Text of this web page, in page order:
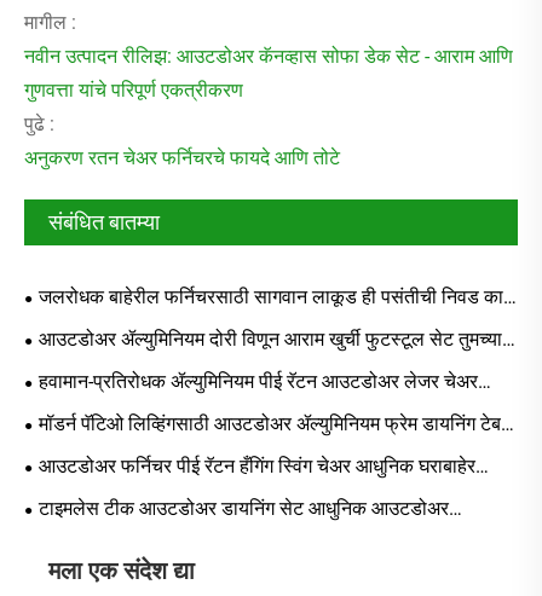
मागील :
नवीन उत्पादन रीलिझ: आउटडोअर कॅनव्हास सोफा डेक सेट - आराम आणि
गुणवत्ता यांचे परिपूर्ण एकत्रीकरण
पुढे :
अनुकरण रतन चेअर फर्निचरचे फायदे आणि तोटे
संबंधित बातम्या
जलरोधक बाहेरील फर्निचरसाठी सागवान लाकूड ही पसंतीची निवड का
आहे जी दशके टिकते?
आउटडोअर ॲल्युमिनियम दोरी विणून आराम खुर्ची फुटस्टूल सेट तुमच्या
बाहेरच्या राहण्याच्या जागेचे रूपांतर कसे करू शकतो
हवामान-प्रतिरोधक ॲल्युमिनियम पीई रॅटन आउटडोअर लेजर चेअर
तुमच्या बाहेरच्या राहण्याच्या जागेचे रूपांतर कसे करू शकते
मॉडर्न पॅटिओ लिव्हिंगसाठी आउटडोअर ॲल्युमिनियम फ्रेम डायनिंग टेबल
आणि खुर्च्या का निवडा
आउटडोअर फर्निचर पीई रॅटन हँगिंग स्विंग चेअर आधुनिक घराबाहेर
राहण्यासाठी योग्य पर्याय का आहे?
टाइमलेस टीक आउटडोअर डायनिंग सेट आधुनिक आउटडोअर
मला एक संदेश द्या